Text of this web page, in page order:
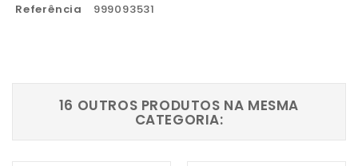
Referência 999093531
16 OUTROS PRODUTOS NA MESMA
CATEGORIA: